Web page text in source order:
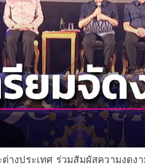
งประเทศ ร่วมสัมผัสความงด